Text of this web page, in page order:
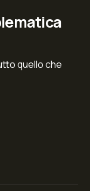
quello che